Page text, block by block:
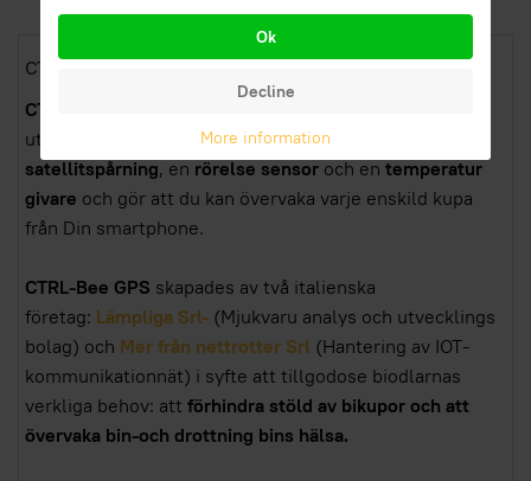
CTRL-BEE GPS
CTRL-Bee stöldskydd GPS stöldskydd i Apicoltur
utrustad med ett inbrotts larm med
satellitspårning, en rörelse sensor och en temperatur
givare och gör att du kan övervaka varje enskild kupa
från Din smartphone.
CTRL-Bee GPS skapades av två italienska
företag: Lämpliga Srl- (Mjukvaru analys och utvecklings
bolag) och Mer från nettrotter Srl (Hantering av IOT-
kommunikationnät) i syfte att tillgodose biodlarnas
verkliga behov: att förhindra stöld av bikupor och att
övervaka bin-och drottning bins hälsa.
Ok
Decline
More information